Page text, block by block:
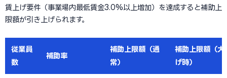
賃上げ要件（事業場内最低賃金3.0%以上増加）を達成すると補助上
限額が引き上げられます。
従業員
数
補助率
補助上限額（通
常）
補助上限額（大
げ時）